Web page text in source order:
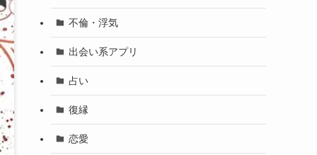
不倫・浮気
出会い系アプリ
占い
復縁
恋愛